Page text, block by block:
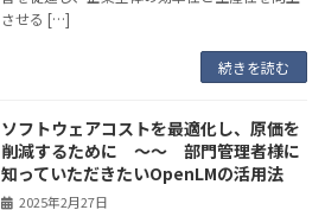
させる […]
続きを読む
ソフトウェアコストを最適化し、原価を
削減するために 〜〜 部門管理者様に
知っていただきたいOpenLMの活用法
2025年2月27日